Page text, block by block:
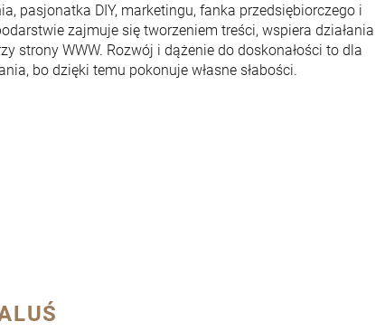
pasjonatka DIY, marketingu, fanka przedsiębiorczego i
zajmuje się tworzeniem treści, wspiera działania
strony WWW. Rozwój i dążenie do doskonałości to dla
bo dzięki temu pokonuje własne słabości.